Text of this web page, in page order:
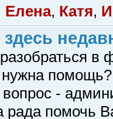
Елена, Катя,
здесь
в
помощь?
-
рада помочь